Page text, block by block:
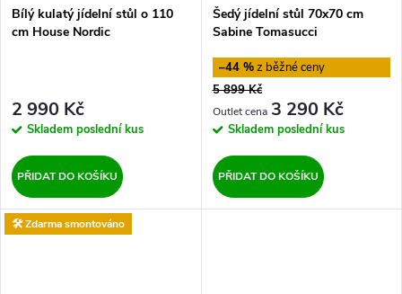
Bílý kulatý jídelní stůl o 110
cm House Nordic
2 990 Kč
Skladem poslední kus
PŘIDAT DO KOŠÍKU
Šedý jídelní stůl 70x70 cm
Sabine Tomasucci
–44 %
5 899 Kč
3 290 Kč
Skladem poslední kus
PŘIDAT DO KOŠÍKU
🛠️ Zdarma smontováno